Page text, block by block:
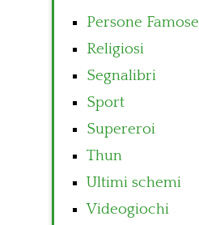
Persone Famose
Religiosi
Segnalibri
Sport
Supereroi
Thun
Ultimi schemi
Videogiochi